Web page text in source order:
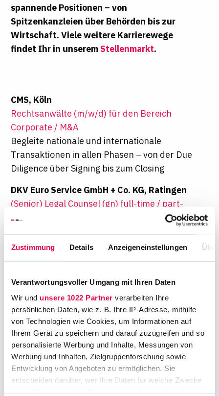
Zustimmung Details Anzeigeneinstellungen
Verantwortungsvoller Umgang mit Ihren Daten
Wir und unsere 1022 Partner verarbeiten Ihre
persönlichen Daten, wie z. B. Ihre IP-Adresse, mithilfe
von Technologien wie Cookies, um Informationen auf
Ihrem Gerät zu speichern und darauf zuzugreifen und so
personalisierte Werbung und Inhalte, Messungen von
Werbung und Inhalten, Zielgruppenforschung sowie
Entwicklung von Angeboten zu ermöglichen. Sie
entscheiden darüber, wer Ihre Daten für welche Zwecke
spannende Positionen – von
Spitzenkanzleien über Behörden bis zur
Wirtschaft. Viele weitere Karrierewege
findet Ihr in unseremStellenmarkt.
CMS, Köln
Rechts­an­wäl­te (m/w/d) für den Bereich
Corporate / M&A
Begleite nationale und internationale
Transaktionen in allen Phasen – von der Due
Diligence über Signing bis zum Closing
DKV Euro Service GmbH + Co. KG, Ratingen
(Senior) Legal Counsel (gn) full-time / part-
time (hybrid)
for on-the-road payment solutions, you will
work in an exciting environment
BRL BOEGE ROHDE LUEBBEHUESEN, Hamburg •
Berlin • München • Bielefeld
Rechtsanwalt (m/w/d) Senior Associate IT
Digitalisierungsrecht Vollzeit
Arbeite an der juristischen Gestaltung
digitaler Geschäftsmodelle und begleite
Unternehmen bei Themen wie KI,
Datenschutz und IT-Verträgen